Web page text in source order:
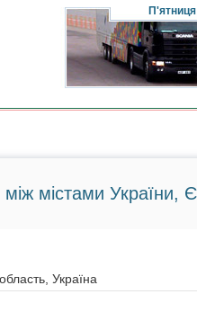
П'ятниця
містами України,